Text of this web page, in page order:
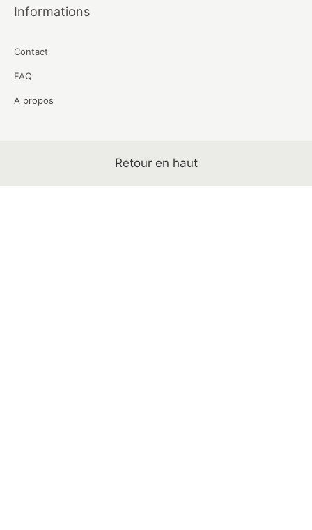
Informations
Contact
FAQ
A propos
Retour en haut